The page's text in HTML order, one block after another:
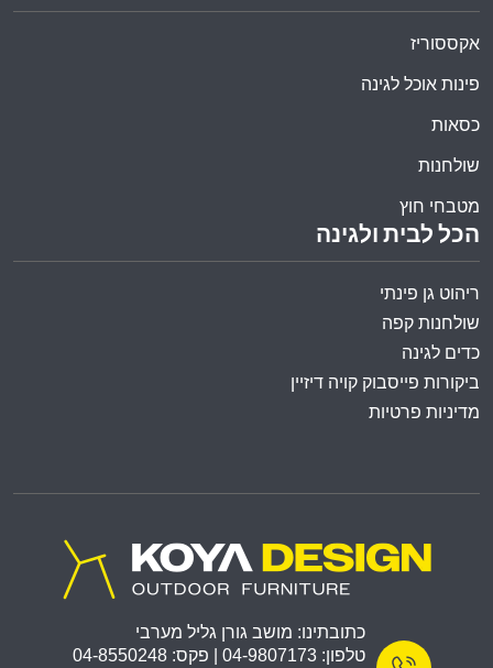
הכל לבית ולגינה
ריהוט גן פינתי
שולחנות קפה
כדים לגינה
ביקורות פייסבוק קויה דיזיין
מדיניות פרטיות
אקססוריז
פינות אוכל לגינה
כסאות
שולחנות
מטבחי חוץ
כתובתינו: מושב גורן גליל מערבי
טלפון: 04-9807173 | פקס: 04-8550248